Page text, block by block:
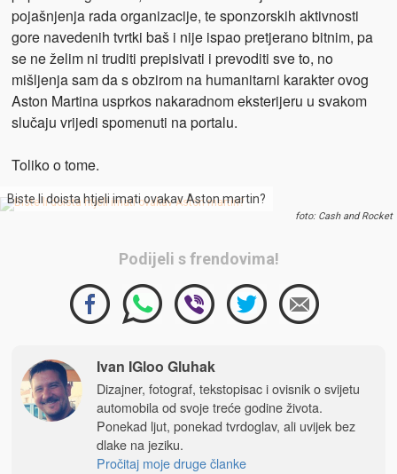
pojašnjenja rada organizacije, te sponzorskih aktivnosti
gore navedenih tvrtki baš i nije ispao pretjerano bitnim, pa
se ne želim ni truditi prepisivati i prevoditi sve to, no
mišljenja sam da s obzirom na humanitarni karakter ovog
Aston Martina usprkos nakaradnom eksterijeru u svakom
slučaju vrijedi spomenuti na portalu.
Toliko o tome.
Biste li doista htjeli imati ovakav Aston martin?
foto: Cash and Rocket
Podijeli s frendovima!
Ivan IGloo Gluhak
Dizajner, fotograf, tekstopisac i ovisnik o svijetu
automobila od svoje treće godine života.
Ponekad ljut, ponekad tvrdoglav, ali uvijek bez
dlake na jeziku.
Pročitaj moje druge članke